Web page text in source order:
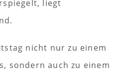
liegt
nicht nur zu einem
sondern auch zu einem